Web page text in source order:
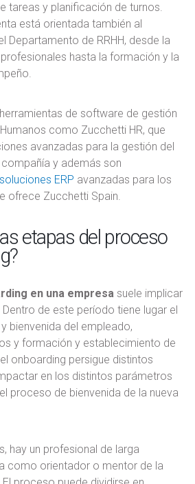
tareas y planificación de turnos.
está orientada también al
Departamento de RRHH, desde la
hasta la formación y la
de software de gestión
como Zucchetti HR, que
avanzadas para la gestión del
y además son
soluciones ERP avanzadas para los
ofrece Zucchetti Spain.
etapas del proceso
en una empresa suele implicar
de este período tiene lugar el
bienvenida del empleado,
y formación y establecimiento de
onboarding persigue distintos
en los distintos parámetros
proceso de bienvenida de la nueva
hay un profesional de larga
como orientador o mentor de la